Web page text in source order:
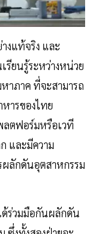
งแท้จริง และ
รียนรู้ระหว่างหน่วย
าภาค ที่จะสามารถ
ารของไทย
ลตฟอร์มหรือเวที
และมีความ
ลักดันอุตสาหกรรม
ด้ร่วมมือกันผลักดัน